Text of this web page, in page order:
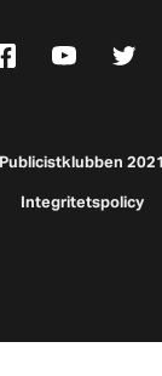
Publicistklubben 2021
Integritetspolicy